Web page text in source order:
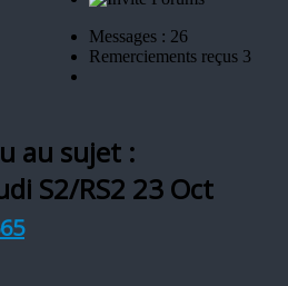
Messages : 26
Remerciements reçus 3
au sujet :
S2/RS2 23 Oct